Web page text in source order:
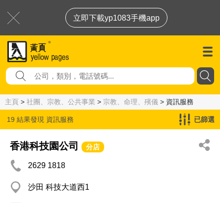
立即下載yp1083手機app
主頁 > 社團、宗教、公共事業 > 宗教、命理、殯儀 > 資訊服務
19 結果發現 資訊服務 已篩選
香港科技園公司 分店
2629 1818
沙田 科技大道西1